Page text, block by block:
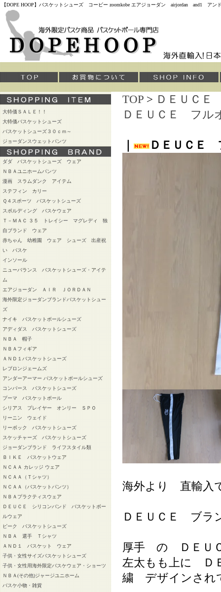
【DOPE HOOP】バスケットシューズ コービー zoomkobe エアジョーダン airjordan and1
大特価ＳＡＬＥ！！
大特価バスケットシューズ
バスケットシューズ３０ｃｍ～
ジョーダンスウェットパンツ
ダダ バスケットシューズ ウェア
ＮＢＡユニホームパンツ
漫画 スラムダンク アイテム
ステフィン カリー
Ｑ４スポーツ バスケットシューズ
スポルディング バスケウェア
Ｔ－ＭＡＣ ３５ トレイシー マグレディ 独
自ブランド ウェア
赤ちゃん 幼稚園 ウェア シューズ 出産祝
い バスケ
インソール
ニューバランス バスケットシューズ・アイテ
ム
エアジョーダン ＡＩＲ ＪＯＲＤＡＮ
海外限定ジョーダンブランドバスケットシュー
ズ
ナイキ バスケットボールシューズ
アディダス バスケットシューズ
ＮＢＡ 帽子
ＮＢＡフィギア
ＡＮＤ１バスケットシューズ
レブロンジェームズ
アンダーアーマー バスケットボールシューズ
コンバース バスケットシューズ
プーマ バスケットボール
シリアス プレイヤー オンリー ＳＰＯ
リーニン ウェイド
リーボック バスケットシューズ
スケッチャーズ バスケットシューズ
ジョーダンブランド ライフスタイル類
ＢＩＫＥ バスケットウェア
ＮＣＡＡ カレッジ ウェア
ＮＣＡＡ（Ｔシャツ）
ＮＣＡＡ（バスケットパンツ）
ＮＢＡプラクティスウェア
ＤＥＵＣＥ シリコンバンド バスケットボー
ルウェア
ピーク バスケットシューズ
ＮＢＡ 選手 Ｔシャツ
ＡＮＤ１ バスケット ウェア
子供・女性サイズバスケットシューズ
子供・女性用海外限定バスケウェア・ショーツ
ＮＢＡ(その他)ジャージユニホーム
バスケ小物・雑貨
TOP > ＤＥＵＣ
ＤＥＵＣＥ フ
ＤＥＵＣＥ
海外より 直輸入
ＤＥＵＣＥ ブラ
厚手 の ＤＥＵ
左太もも上に
繍 デザインされ